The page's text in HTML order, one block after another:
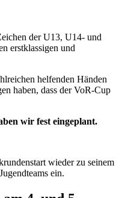
der U13, U14- und
erstklassigen und
helfenden Händen
haben, dass der VoR-Cup
wir fest eingeplant.